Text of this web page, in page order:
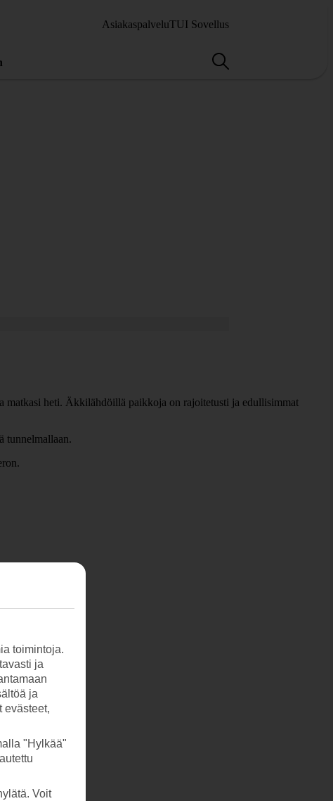
AsiakaspalveluTUI Sovellus
heti. Äkkilähdöillä paikkoja on rajoitetusti ja edullisimmat
tunnelmallaan.
toimintoja.
ja
ja
evästeet,
"Hylkää"
Voit